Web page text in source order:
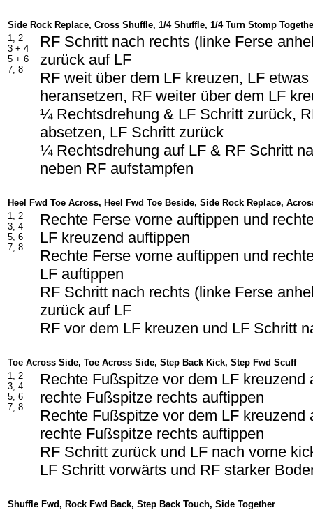
Side Rock Replace, Cross Shuffle, 1/4 Shuffle, 1/4 Turn Stomp
1, 2
3 + 4
5 + 6
7, 8
RF Schritt nach rechts (linke Ferse
zurück auf LF
RF weit über dem LF kreuzen, LF
heransetzen, RF weiter über dem LF
¼ Rechtsdrehung & LF Schritt zurück,
absetzen, LF Schritt zurück
¼ Rechtsdrehung auf LF & RF Schritt
neben RF aufstampfen
Heel Fwd Toe Across, Heel Fwd Toe Beside, Side Rock Replace,
1, 2
3, 4
5, 6
7, 8
Rechte Ferse vorne auftippen und
LF kreuzend auftippen
Rechte Ferse vorne auftippen und
LF auftippen
RF Schritt nach rechts (linke Ferse
zurück auf LF
RF vor dem LF kreuzen und LF Schritt
Toe Across Side, Toe Across Side, Step Back Kick, Step Fwd Scuff
1, 2
3, 4
5, 6
7, 8
Rechte Fußspitze vor dem LF kreuzend
rechte Fußspitze rechts auftippen
Rechte Fußspitze vor dem LF kreuzend
rechte Fußspitze rechts auftippen
RF Schritt zurück und LF nach vorne
LF Schritt vorwärts und RF starker
Shuffle Fwd, Rock Fwd Back, Step Back Touch, Side Together